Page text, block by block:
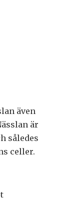
även
är
således
celler.